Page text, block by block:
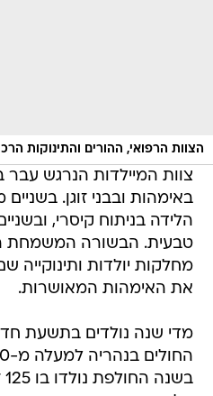
הצוות הרפואי, ההורים והתינוקות
צוות המיילדות הנרגש עבר
באימהות ובבני זוגן.
הלידה בניתוח קיסרי,
טבעית. הבשורה המשמחת
מחלקות יולדות ותינוקייה
את האימהות המאושרות.
מדי שנה נולדים בתשעת